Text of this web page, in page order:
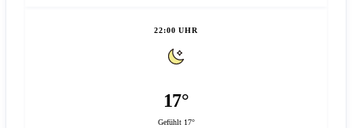
22:00 UHR
17°
Gefühlt 17°